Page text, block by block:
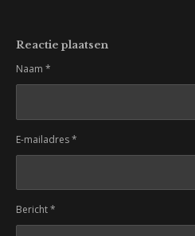
Reactie plaatsen
Naam *
E-mailadres *
Bericht *